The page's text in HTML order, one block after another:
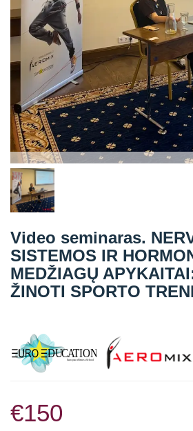
Straipsniai
Sėkmės istorijos
Atsiliepimai
Kontaktai
Video seminaras.
SISTEMOS IR
MEDŽIAGŲ
ŽINOTI SPORTO
€150